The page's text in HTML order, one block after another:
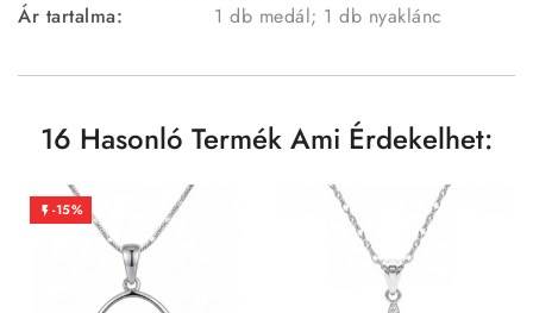
Ár tartalma:
1 db medál; 1 db nyaklánc
16 Hasonló Termék Ami Érdekelhet:
 -15%